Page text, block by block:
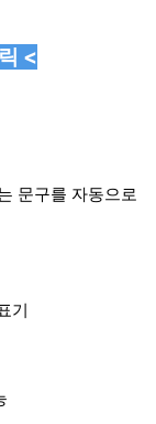
<
문구를 자동으로
기